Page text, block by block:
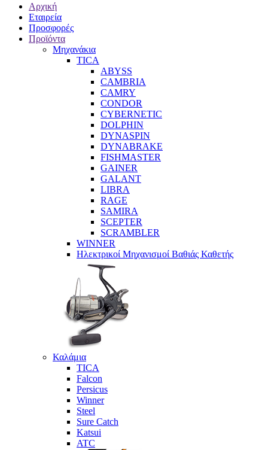
Αρχική
Εταιρεία
Προσφορές
Προϊόντα
Μηχανάκια
TICA
ABYSS
CAMBRIA
CAMRY
CONDOR
CYBERNETIC
DOLPHIN
DYNASPIN
DYNABRAKE
FISHMASTER
GAINER
GALANT
LIBRA
RAGE
SAMIRA
SCEPTER
SCRAMBLER
WINNER
Ηλεκτρικοί Μηχανισμοί Βαθιάς Καθετής
Καλάμια
TICA
Falcon
Persicus
Winner
Steel
Sure Catch
Katsui
ATC